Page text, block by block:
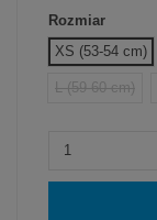
Rozmiar
XS (53-54 cm)
L (59-60 cm)